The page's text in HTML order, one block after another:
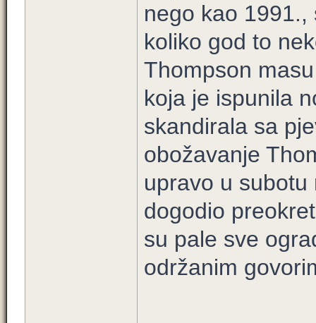
nego kao 1991.,
koliko god to
Thompson
koja je ispunila
skandirala sa
obožavanje
upravo u
dogodio
su pale sve
održanim